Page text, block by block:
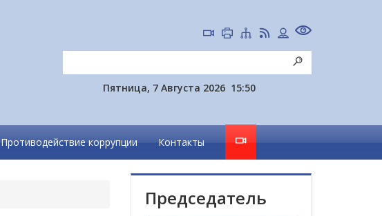
Пятница, 7 Августа 2026 15:50
Противодействие коррупции Контакты
Председатель